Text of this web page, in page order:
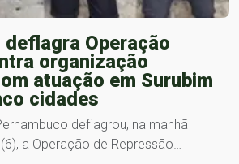
Operação
organização
atuação em Surubim
cidades
deflagrou, na manhã
a Operação de Repressão…